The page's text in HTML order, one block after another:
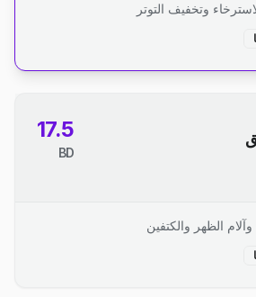
وتخفيف التوتر
17.5
BD
الظهر والكتفين